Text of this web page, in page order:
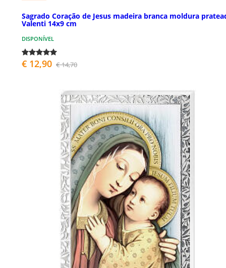
Sagrado Coração de Jesus madeira branca moldura
Valenti 14x9 cm
DISPONÍVEL
€ 12,90 € 14,70